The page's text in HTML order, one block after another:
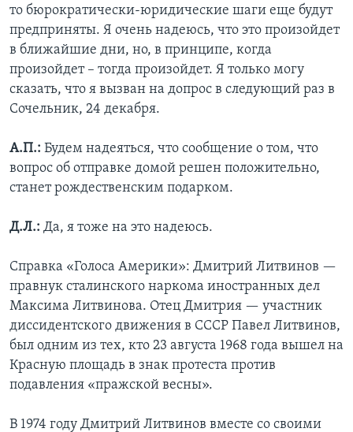
то бюрократически-юридические шаги еще будут
предприняты. Я очень надеюсь, что это произойдет
в ближайшие дни, но, в принципе, когда
произойдет – тогда произойдет. Я только могу
сказать, что я вызван на допрос в следующий раз в
Сочельник, 24 декабря.
А.П.: Будем надеяться, что сообщение о том, что
вопрос об отправке домой решен положительно,
станет рождественским подарком.
Д.Л.: Да, я тоже на это надеюсь.
Справка «Голоса Америки»: Дмитрий Литвинов —
правнук сталинского наркома иностранных дел
Максима Литвинова. Отец Дмитрия — участник
диссидентского движения в СССР Павел Литвинов,
был одним из тех, кто 23 августа 1968 года вышел на
Красную площадь в знак протеста против
подавления «пражской весны».
В 1974 году Дмитрий Литвинов вместе со своими